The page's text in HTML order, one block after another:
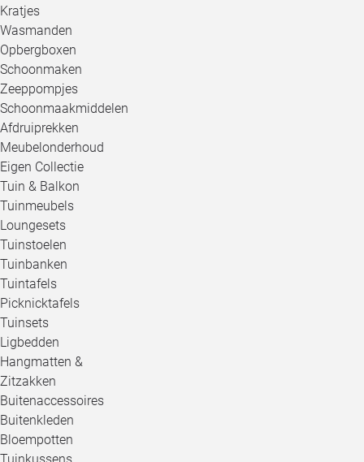
Kratjes
Wasmanden
Opbergboxen
Schoonmaken
Zeeppompjes
Schoonmaakmiddelen
Afdruiprekken
Meubelonderhoud
Eigen Collectie
Tuin & Balkon
Tuinmeubels
Loungesets
Tuinstoelen
Tuinbanken
Tuintafels
Picknicktafels
Tuinsets
Ligbedden
Hangmatten &
Zitzakken
Buitenaccessoires
Buitenkleden
Bloempotten